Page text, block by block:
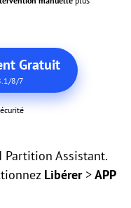
Gratuit
8/7
Partition Assistant.
Libérer >APP